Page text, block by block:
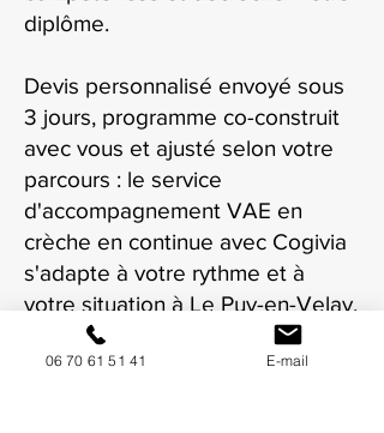
diplôme.
Devis personnalisé envoyé sous
3 jours, programme co-construit
avec vous et ajusté selon votre
parcours : le service
d'accompagnement VAE en
crèche en continue avec Cogivia
s'adapte à votre rythme et à
votre situation à Le Puy-en-Velay.
06 70 61 51 41 E-mail